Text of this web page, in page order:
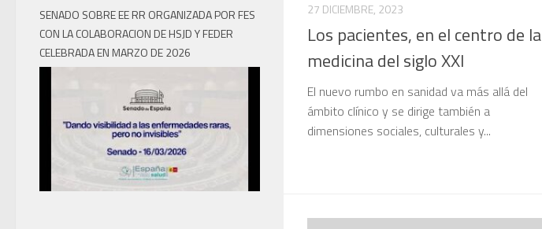
27 DICIEMBRE, 2023
Los pacientes, en el centro de la
medicina del siglo XXI
El nuevo rumbo en sanidad va más allá del
ámbito clínico y se dirige también a
dimensiones sociales, culturales y...
SENADO SOBRE EE RR ORGANIZADA POR FES
CON LA COLABORACION DE HSJD Y FEDER
CELEBRADA EN MARZO DE 2026